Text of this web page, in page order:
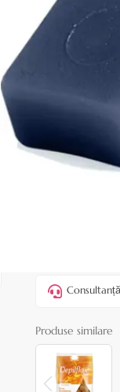
59,90 lei
Produse similare